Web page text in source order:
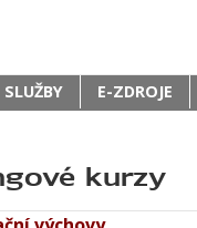
SLUŽBY E-ZDROJE
kurzy